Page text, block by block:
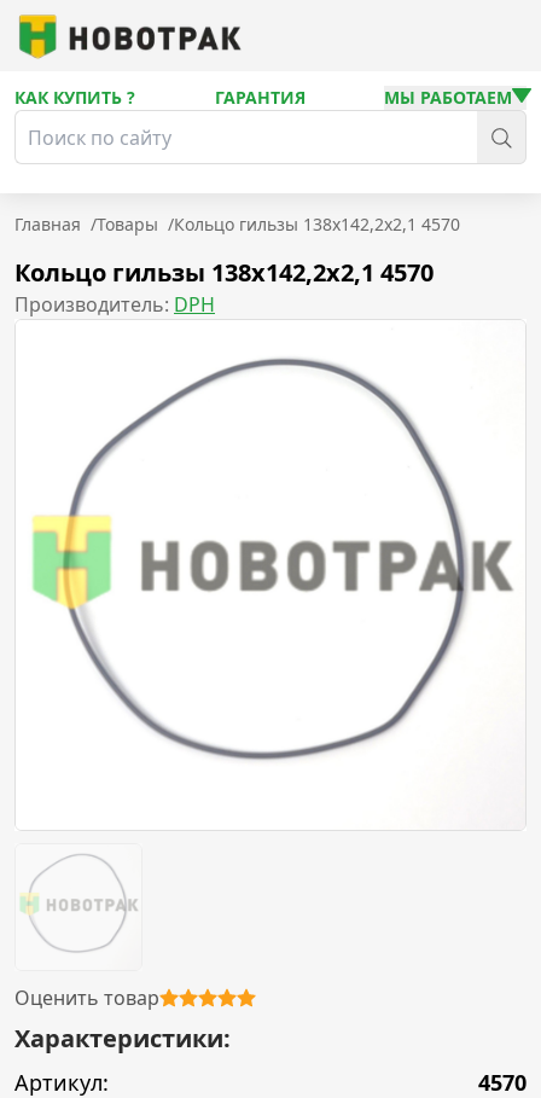
КАК КУПИТЬ ? ГАРАНТИЯ МЫ РАБОТАЕМ
Главная /Товары /Кольцо гильзы 138х142,2х2,1 4570
Кольцо гильзы 138х142,2х2,1 4570
Производитель: DPH
Оценить товар
Характеристики:
Артикул:
4570